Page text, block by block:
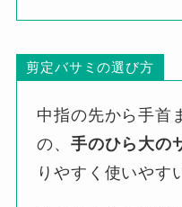
剪定バサミの選び方
中指の先から手首
の、 手のひら大の
りやすく使いやす